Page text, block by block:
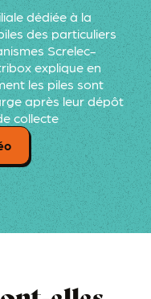
dédiée à la
des particuliers
Screlec-
explique en
les piles sont
après leur dépôt
collecte